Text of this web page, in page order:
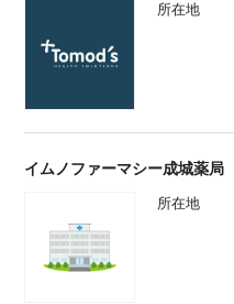
所在地
イムノファーマシー成城薬局
所在地